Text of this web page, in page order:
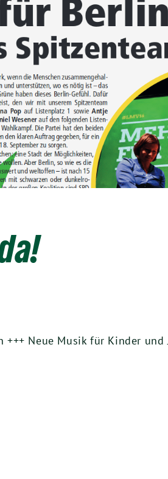
Neue Musik für Kinder